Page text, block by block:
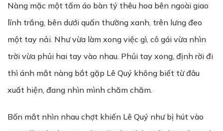
Nàng mặc một tấm áo bàn tý thêu hoa bên ngoài giao
lĩnh trắng, bên dưới quấn thường xanh, trên lưng đeo
một tay nải. Như vừa làm xong việc gì, cô gái vừa nhìn
trời vừa phủi hai tay vào nhau. Phủi tay xong, định rời đi
thì ánh mắt nàng bắt gặp Lê Quý không biết từ đâu
xuất hiện, đang nhìn mình chăm chăm.
Bốn mắt nhìn nhau chợt khiến Lê Quý như bị hút vào